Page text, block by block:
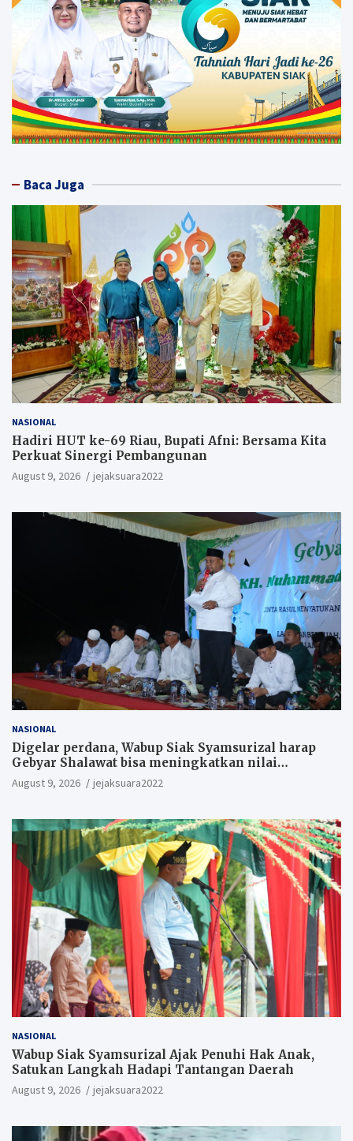
Baca Juga
NASIONAL
Hadiri HUT ke-69 Riau, Bupati Afni: Bersama Kita
Perkuat Sinergi Pembangunan
August 9, 2026 jejaksuara2022
NASIONAL
Digelar perdana, Wabup Siak Syamsurizal harap
Gebyar Shalawat bisa meningkatkan nilai
keagamaan ditengah-tengah masyarakat.
August 9, 2026 jejaksuara2022
NASIONAL
Wabup Siak Syamsurizal Ajak Penuhi Hak Anak,
Satukan Langkah Hadapi Tantangan Daerah
August 9, 2026 jejaksuara2022